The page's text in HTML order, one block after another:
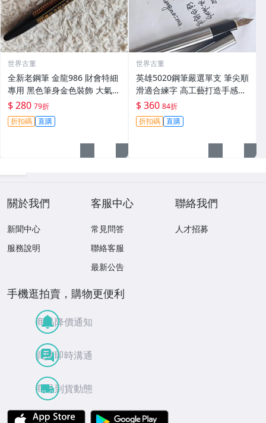
世界古董
全新老鋼筆 金龍986 財會特細
專用 黑色筆身金色裝飾 大氣順
滑好寫 小明尖 筆夾輕微氧化
無損毫毛 新手舊藏共賞 財會鋼
筆 傳承工藝 滑動自如 古典風
$ 280 79折
折扣碼 直購
世界古董
英雄5020鋼筆嚴選單支 筆尖順
滑適合練字 高工藝打造手感佳
英雄5020 鋪筆 卡其色 鉑金鍍
工藝 經典款式 英雄5020 鋪筆
時尚經典 字體工整
$ 360 84折
折扣碼 直購
關於我們
新聞中心
服務說明
客服中心
常見問答
聯絡客服
最新公告
聯絡我們
人才招募
手機逛拍賣，購物更便利
商品降價通知
買賣即時溝通
商品到貨動態
APP Store